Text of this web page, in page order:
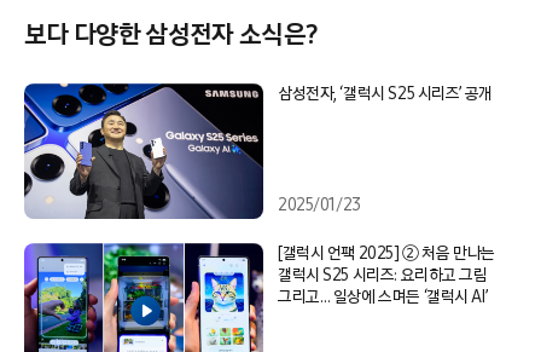
보다 다양한 삼성전자 소식은?
삼성전자, ‘갤럭시 S25 시리즈’ 공개
2025/01/23
[갤럭시 언팩 2025] ② 처음 만나는
갤럭시 S25 시리즈: 요리하고 그림
그리고… 일상에 스며든 ‘갤럭시 AI’